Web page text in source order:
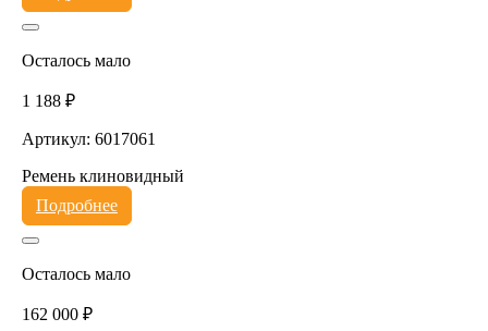
Осталось мало
1 188 ₽
Артикул: 6017061
Ремень клиновидный
Подробнее
Осталось мало
162 000 ₽